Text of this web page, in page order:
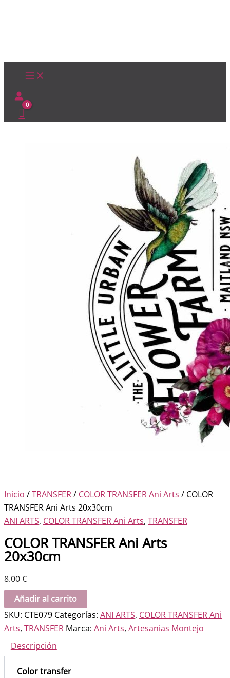
Inicio /TRANSFER/ COLOR TRANSFER Ani Arts / COLOR
TRANSFER Ani Arts 20x30cm
ANI ARTS, COLOR TRANSFER Ani Arts, TRANSFER
COLOR TRANSFER Ani Arts
20x30cm
8.00€
COLOR
TRANSFER
Ani
Arts
20x30cm
Añadir al carrito
SKU: CTE079 Categorías: ANI ARTS, COLOR TRANSFER Ani
Arts, TRANSFER Marca: Ani Arts, Artesanias Montejo
Descripción
Color transfer